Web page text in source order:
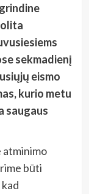
sekmadienį
eismo
kurio metu
saugaus
atminimo
būti